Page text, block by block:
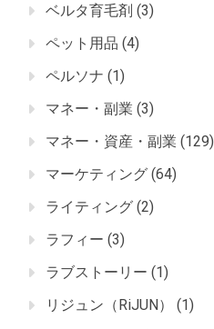
ベルタ育毛剤 (3)
ペット用品 (4)
ペルソナ (1)
マネー・副業 (3)
マネー・資産・副業 (129)
マーケティング (64)
ライティング (2)
ラフィー (3)
ラブストーリー (1)
リジュン（RiJUN）
(1)